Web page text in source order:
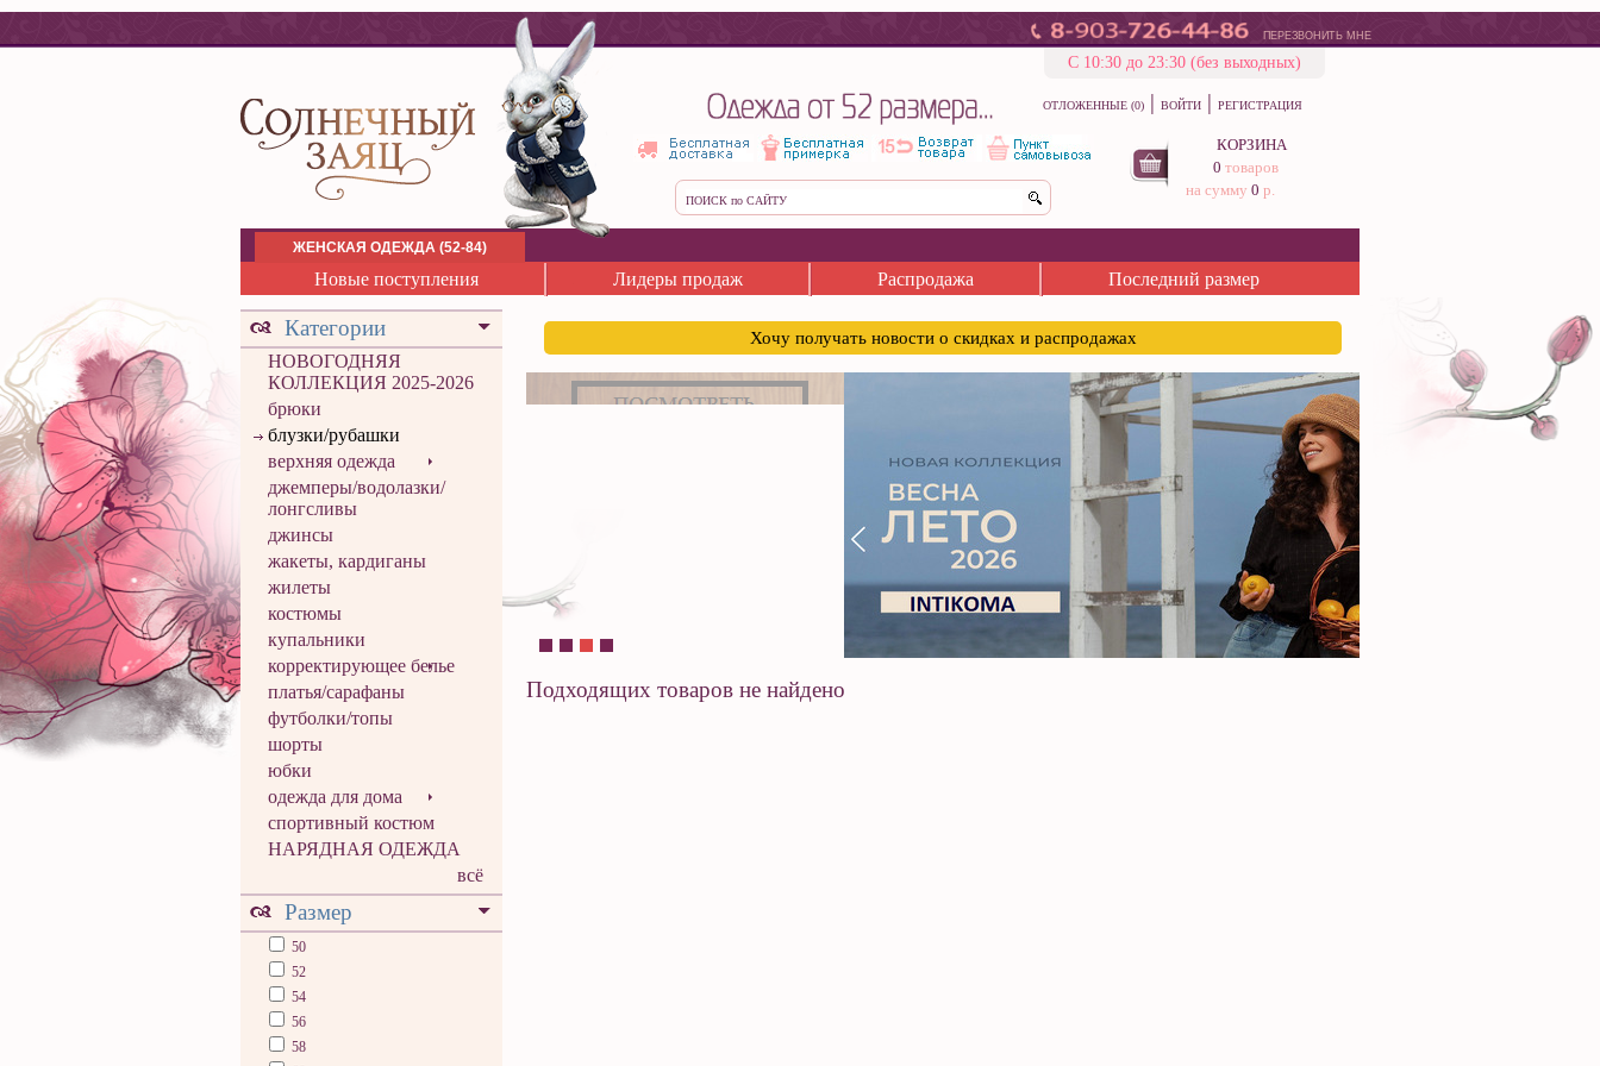
ПЕРЕЗВОНИТЬ МНЕ
С 10:30 до 23:30 (без выходных)
ОТЛОЖЕННЫЕ (0) | ВОЙТИ | РЕГИСТРАЦИЯ
КОРЗИНА
0 товаров
на сумму 0 р.
ЖЕНСКАЯ ОДЕЖДА (52-84)
Новые поступления Лидеры продаж Распродажа Последний размер
Категории
НОВОГОДНЯЯ
КОЛЛЕКЦИЯ 2025-2026
брюки
блузки/рубашки
верхняя одежда
джемперы/водолазки/
лонгсливы
джинсы
жакеты, кардиганы
жилеты
костюмы
купальники
корректирующее белье
платья/сарафаны
футболки/топы
шорты
юбки
одежда для дома
спортивный костюм
НАРЯДНАЯ ОДЕЖДА
всё
Размер
50
52
54
56
58
Хочу получать новости о скидках и распродажах
Подходящих товаров не найдено